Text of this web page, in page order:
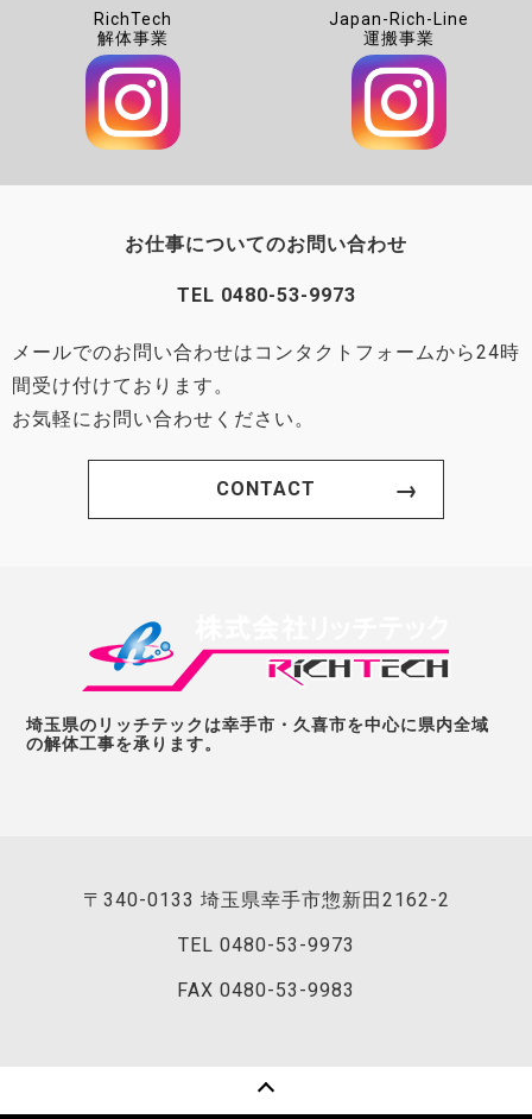
RichTech
解体事業
Japan-Rich-Line
運搬事業
お仕事についてのお問い合わせ
TEL 0480-53-9973
メールでのお問い合わせはコンタクトフォームから24時
間受け付けております。
お気軽にお問い合わせください。
CONTACT
埼玉県のリッチテックは幸手市・久喜市を中心に県内全域
の解体工事を承ります。
〒340-0133 埼玉県幸手市惣新田2162-2
TEL 0480-53-9973
FAX 0480-53-9983